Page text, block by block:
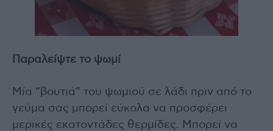
Παραλείψτε το ψωμί
Μία “βουτιά” του ψωμιού σε λάδι πριν από το
γεύμα σας μπορεί εύκολα να προσφέρει
μερικές εκατοντάδες θερμίδες. Μπορεί να